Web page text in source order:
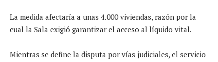
La medida afectaría a unas 4.000 viviendas, razón por la
cual la Sala exigió garantizar el acceso al líquido vital.
Mientras se define la disputa por vías judiciales, el servicio